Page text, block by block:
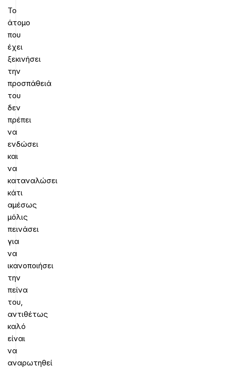
Το
άτομο
που
έχει
ξεκινήσει
την
προσπάθειά
του
δεν
πρέπει
να
ενδώσει
και
να
καταναλώσει
κάτι
αμέσως
μόλις
πεινάσει
για
να
ικανοποιήσει
την
πείνα
του,
αντιθέτως
καλό
είναι
να
αναρωτηθεί